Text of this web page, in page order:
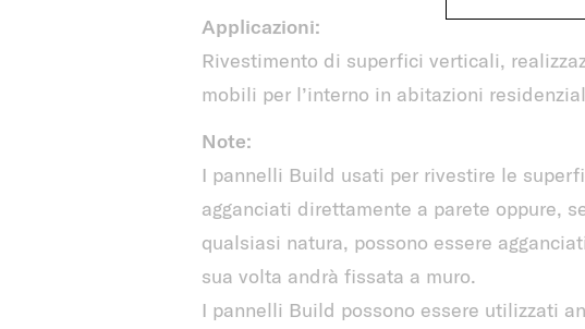
Applicazioni:
Rivestimento di superfici verticali,
mobili per l’interno in abitazioni
Note:
I pannelli Build usati per rivestire le
agganciati direttamente a parete oppure,
qualsiasi natura, possono essere
sua volta andrà fissata a muro.
I pannelli Build possono essere utilizzati